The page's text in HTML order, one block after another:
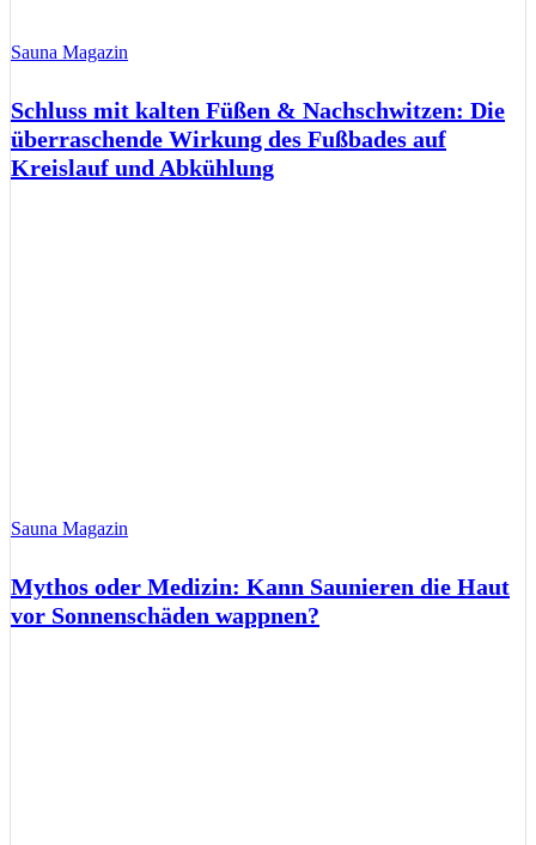
Sauna Magazin
Schluss mit kalten Füßen & Nachschwitzen: Die
überraschende Wirkung des Fußbades auf
Kreislauf und Abkühlung
Sauna Magazin
Mythos oder Medizin: Kann Saunieren die Haut
vor Sonnenschäden wappnen?